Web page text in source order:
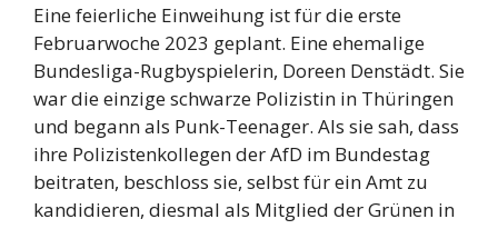
Eine feierliche Einweihung ist für die erste
Februarwoche 2023 geplant. Eine ehemalige
Bundesliga-Rugbyspielerin, Doreen Denstädt. Sie
war die einzige schwarze Polizistin in Thüringen
und begann als Punk-Teenager. Als sie sah, dass
ihre Polizistenkollegen der AfD im Bundestag
beitraten, beschloss sie, selbst für ein Amt zu
kandidieren, diesmal als Mitglied der Grünen in